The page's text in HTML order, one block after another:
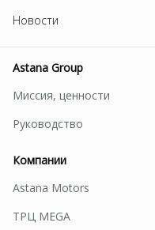
Новости
Astana Group
Миссия, ценности
Руководство
Компании
Astana Motors
ТРЦ MEGA